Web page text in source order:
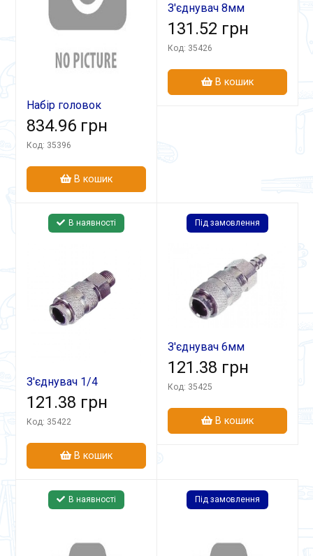
Набір головок
ударних НГ-008
(9,10,11,13,14,17,19,22,24,27)
834.96 грн
Код: 35396
В кошик
З'єднувач 8мм
швидкоз'ємний СБ-3
131.52 грн
Код: 35426
В кошик
В наявності
З'єднувач 1/4
швидкоз'ємний СБ-2
121.38 грн
Код: 35422
В кошик
Під замовлення
З'єднувач 6мм
швидкоз'ємний СБ-3
121.38 грн
Код: 35425
В кошик
В наявності Під замовлення